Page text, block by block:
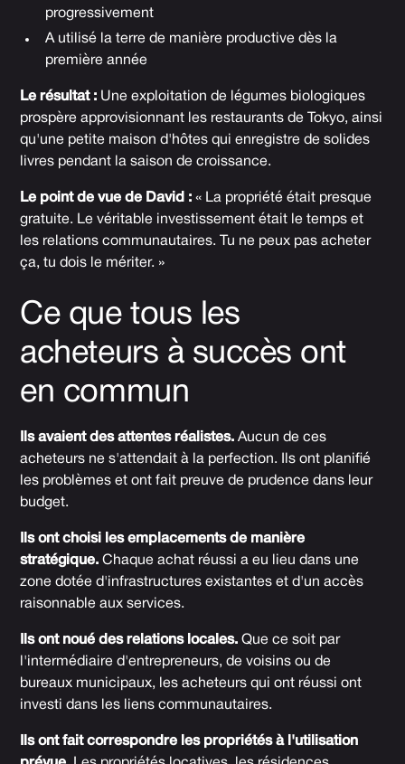
progressivement
A utilisé la terre de manière productive dès la
première année
Le résultat : Une exploitation de légumes biologiques
prospère approvisionnant les restaurants de Tokyo, ainsi
qu'une petite maison d'hôtes qui enregistre de solides
livres pendant la saison de croissance.
Le point de vue de David : « La propriété était presque
gratuite. Le véritable investissement était le temps et
les relations communautaires. Tu ne peux pas acheter
ça, tu dois le mériter. »
Ce que tous les
acheteurs à succès ont
en commun
Ils avaient des attentes réalistes. Aucun de ces
acheteurs ne s'attendait à la perfection. Ils ont planifié
les problèmes et ont fait preuve de prudence dans leur
budget.
Ils ont choisi les emplacements de manière
stratégique. Chaque achat réussi a eu lieu dans une
zone dotée d'infrastructures existantes et d'un accès
raisonnable aux services.
Ils ont noué des relations locales. Que ce soit par
l'intermédiaire d'entrepreneurs, de voisins ou de
bureaux municipaux, les acheteurs qui ont réussi ont
investi dans les liens communautaires.
Ils ont fait correspondre les propriétés à l'utilisation